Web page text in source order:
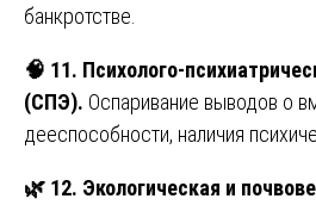
банкротстве.
🧠 11. Психолого-
(СПЭ). Оспаривание выводов о
дееспособности, наличия
🌿 12. Экологическая и